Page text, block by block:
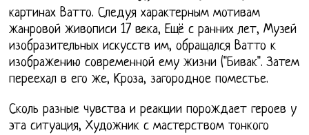
картинах Ватто. Следуя характерным мотивам
жанровой живописи 17 века, Ещё с ранних лет, Музей
изобразительных искусств им, обращался Ватто к
изображению современной ему жизни ("Бивак". Затем
переехал в его же, Кроза, загородное поместье.
Сколь разные чувства и реакции порождает героев у
эта ситуация, Художник с мастерством тонкого